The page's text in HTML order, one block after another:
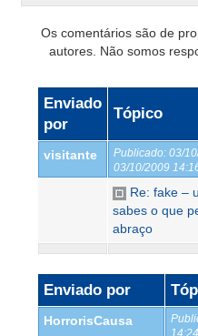
Os comentários são de
autores. Não somos
Enviado
por
Tópico
visitante Publicado: 03/
03/10/2009
Re: fake –
sabes o que
abraço
Enviado por
HorrorisCausa
14:24